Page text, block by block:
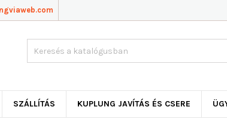
SZÁLLÍTÁS KUPLUNG JAVÍTÁS ÉS CSERE